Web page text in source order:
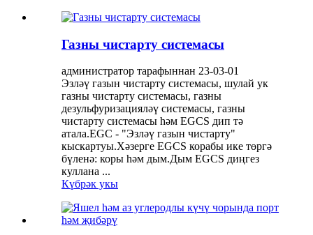
Газны чистарту системасы
администратор тарафыннан 23-03-01
Эзләү газын чистарту системасы, шулай ук ​​
газны чистарту системасы, газны
дезульфуризацияләү системасы, газны
чистарту системасы һәм EGCS дип тә
атала.EGC - "Эзләү газын чистарту"
кыскартуы.Хәзерге EGCS корабы ике төргә
бүленә: коры һәм дым.Дым EGCS диңгез
куллана ...
Күбрәк укы